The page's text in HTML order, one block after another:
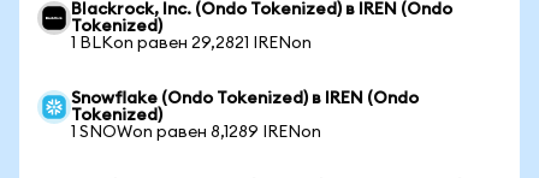
Blackrock, Inc. (Ondo Tokenized) в IREN (Ondo
Tokenized)
1 BLKon равен 29,2821 IRENon
Snowflake (Ondo Tokenized) в IREN (Ondo
Tokenized)
1 SNOWon равен 8,1289 IRENon